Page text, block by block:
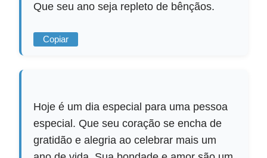
Que seu ano seja repleto de bênçãos.
Copiar
Hoje é um dia especial para uma pessoa
especial. Que seu coração se encha de
gratidão e alegria ao celebrar mais um